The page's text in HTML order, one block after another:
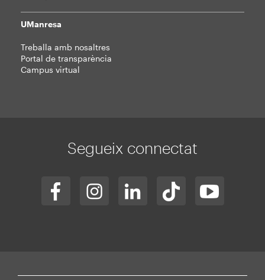
UManresa
Treballa amb nosaltres
Portal de transparència
Campus virtual
Segueix connectat